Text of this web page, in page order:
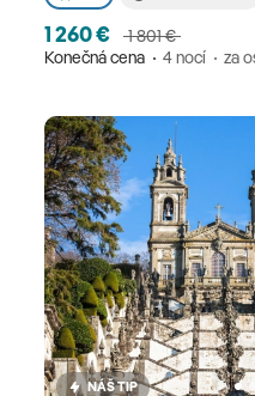
1 260 €
1 801 €
Konečná cena
4 nocí za
NÁŠ TIP